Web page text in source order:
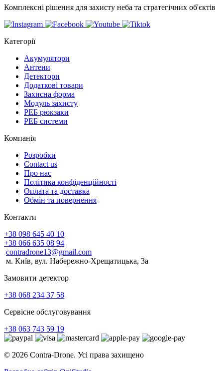
Комплексні рішення для захисту неба та стратегічних об'єктів
Категорії
Акумулятори
Антени
Детектори
Додаткові товари
Захисна форма
Модуль захисту
РЕБ рюкзаки
РЕБ системи
Компанія
Розробки
Contact us
Про нас
Політика конфіденційності
Оплата та доставка
Обмін та повернення
Контакти
+38 098 645 40 10
+38 066 635 08 94
contradrone13@gmail.com
м. Київ, вул. Набережно-Хрещатицька, 3а
Замовити детектор
+38 068 234 37 58
Сервісне обслуговування
+38 063 743 59 19
© 2026 Contra-Drone. Усі права захищено